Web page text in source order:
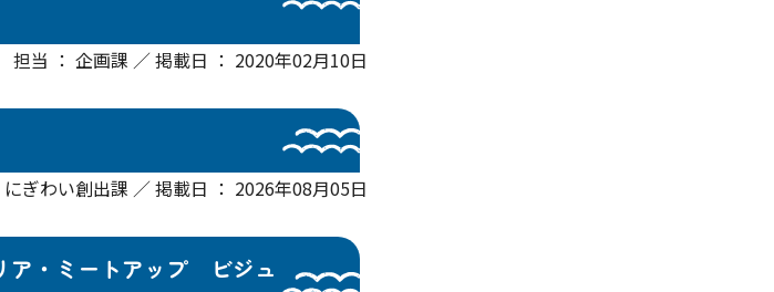
担当 ： 企画課 ／ 掲載日 ： 2020年02月10日
ぎわい創出課 ／ 掲載日 ： 2026年08月05日
ア・ミートアップ ビジュ